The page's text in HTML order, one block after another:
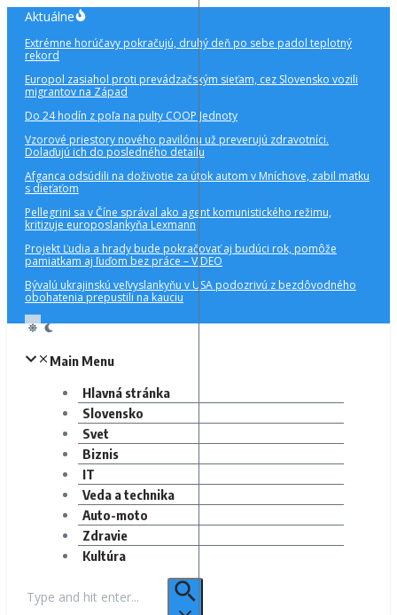
Preskočiť
obsah
Aktuálne
Extrémne horúčavy pokračujú, druhý deň po sebe padol teplotný
rekord
Europol zasiahol proti prevádzačským sieťam, cez Slovensko vozili
migrantov na Západ
Do 24 hodín z poľa na pulty COOP Jednoty
Vzorové priestory nového pavilónu už preverujú zdravotníci.
Dolaďujú ich do posledného detailu
Afganca odsúdili na doživotie za útok autom v Mníchove, zabil matku
s dieťaťom
Pellegrini sa v Číne správal ako agent komunistického režimu,
kritizuje europoslankyňa Lexmann
Projekt Ľudia a hrady bude pokračovať aj budúci rok, pomôže
pamiatkam aj ľuďom bez práce – VIDEO
Bývalú ukrajinskú veľvyslankyňu v USA podozrivú z bezdôvodného
obohatenia prepustili na kauciu
Main Menu
Hlavná stránka
Slovensko
Svet
Biznis
IT
Veda a technika
Auto-moto
Zdravie
Kultúra